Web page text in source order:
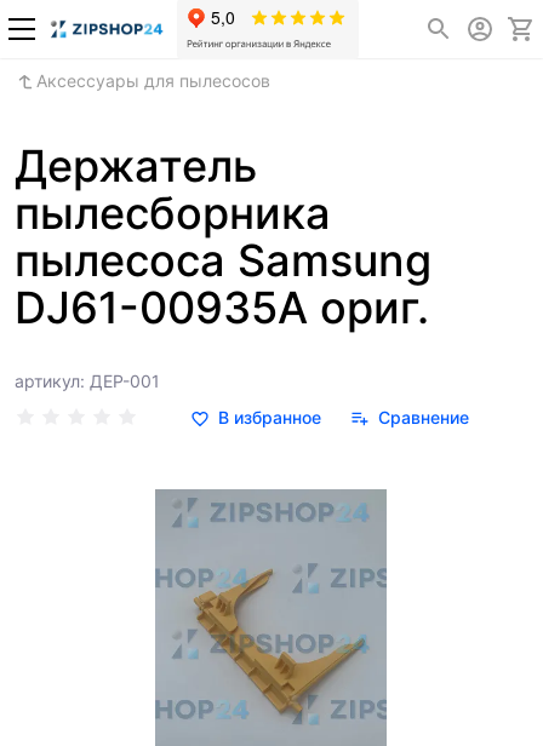
Аксессуары для пылесосов
Держатель
пылесборника
пылесоса Samsung
DJ61-00935A ориг.
артикул: ДЕР-001
В избранное
Сравнение